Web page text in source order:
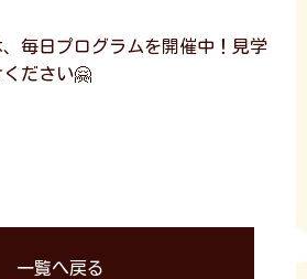
毎日プログラムを開催中！見学
ださい🤗
一覧へ戻る